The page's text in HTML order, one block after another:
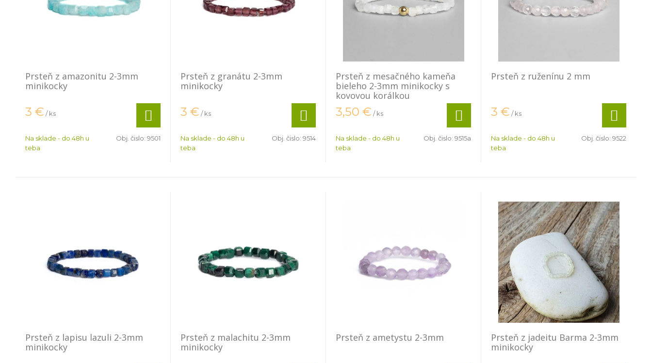
Prsteň z amazonitu 2-3mm
minikocky
3 € / ks
Na sklade - do 48h u
teba
Obj. čislo: 9501
Prsteň z granátu 2-3mm
minikocky
3 € / ks
Na sklade - do 48h u
teba
Obj. čislo: 9514
Prsteň z mesačného kameňa
bieleho 2-3mm minikocky s
kovovou korálkou
3,50 € / ks
Na sklade - do 48h u
teba
Obj. čislo: 9515a
Prsteň z ruženínu 2 mm
3 € / ks
Na sklade - do 48h u
teba
Obj. čislo: 9522
Prsteň z lapisu lazuli 2-3mm
minikocky
Prsteň z malachitu 2-3mm
minikocky
Prsteň z ametystu 2-3mm
Prsteň z jadeitu Barma 2-3mm
minikocky